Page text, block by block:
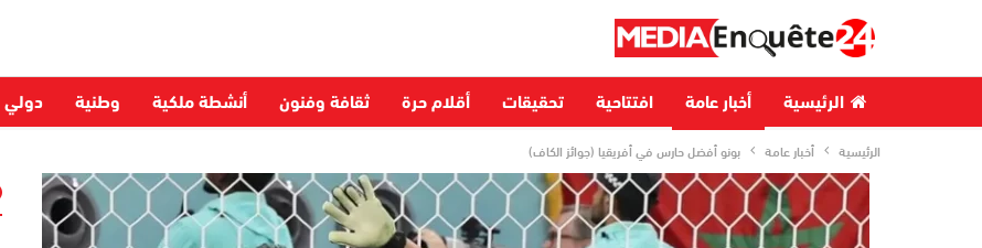
الرئيسية أخبار عامة افتتاحية تحقيقات أقلام حرة ثقافة وفنون أنشطة ملكية وطنية دولي
الرئيسية أخبار عامة بونو أفضل حارس في أفريقيا (جوائز الكاف)